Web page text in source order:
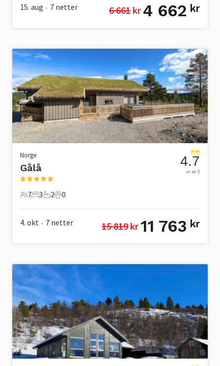
15. aug • 7 netter 6 661 kr 4 662 kr
Norge
Gålå
7 Gjester
7
3 Soverom
3
2 Bad
2
0 Kjæledyr
0
4.7
ut av 5
4. okt • 7 netter 15 819 kr 11 763 kr